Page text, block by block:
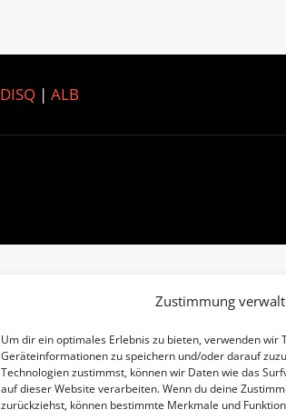
Zustimmung
Um dir ein optimales Erlebnis zu bieten, verwenden wir
Geräteinformationen zu speichern und/oder darauf
Technologien zustimmst, können wir Daten wie das
auf dieser Website verarbeiten. Wenn du deine
zurückziehst, können bestimmte Merkmale und
DISQ| ALB